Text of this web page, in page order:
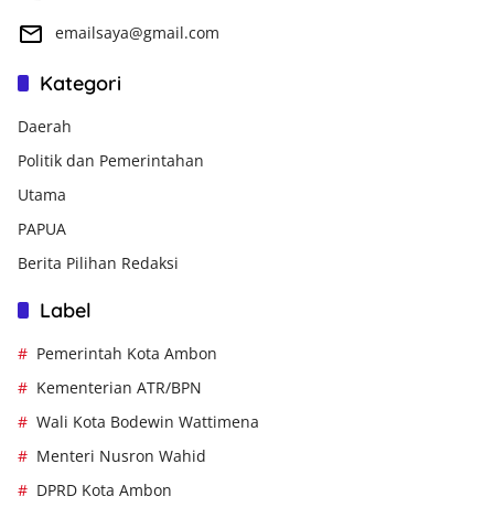
emailsaya@gmail.com
Kategori
Daerah
Politik dan Pemerintahan
Utama
PAPUA
Berita Pilihan Redaksi
Label
Pemerintah Kota Ambon
Kementerian ATR/BPN
Wali Kota Bodewin Wattimena
Menteri Nusron Wahid
DPRD Kota Ambon